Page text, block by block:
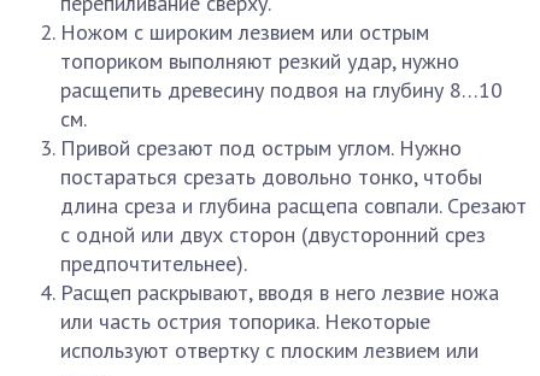
Ножом с широким лезвием или острым
топориком выполняют резкий удар, нужно
расщепить древесину подвоя на глубину 8…10
см.
Привой срезают под острым углом. Нужно
постараться срезать довольно тонко, чтобы
длина среза и глубина расщепа совпали. Срезают
с одной или двух сторон (двусторонний срез
предпочтительнее).
Расщеп раскрывают, вводя в него лезвие ножа
или часть острия топорика. Некоторые
используют отвертку с плоским лезвием или